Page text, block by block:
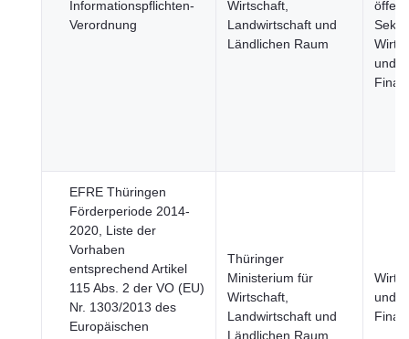
Informationspflichten-
Verordnung
Wirtschaft,
Landwirtschaft und
Ländlichen Raum
und
EFRE Thüringen
Förderperiode 2014-
2020, Liste der
Vorhaben
entsprechend Artikel
115 Abs. 2 der VO (EU)
Nr. 1303/2013 des
Europäischen
Thüringer
Ministerium für
Wirtschaft,
Landwirtschaft und
Ländlichen Raum
und